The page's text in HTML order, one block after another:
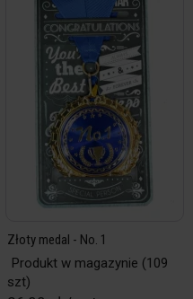
Złoty medal - No. 1
Produkt w magazynie (109
szt)